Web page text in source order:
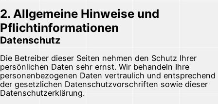
2. Allgemeine Hinweise und
Pflichtinformationen
Datenschutz
Die Betreiber dieser Seiten nehmen den Schutz Ihrer
persönlichen Daten sehr ernst. Wir behandeln Ihre
personenbezogenen Daten vertraulich und entsprechend
der gesetzlichen Datenschutzvorschriften sowie dieser
Datenschutzerklärung.